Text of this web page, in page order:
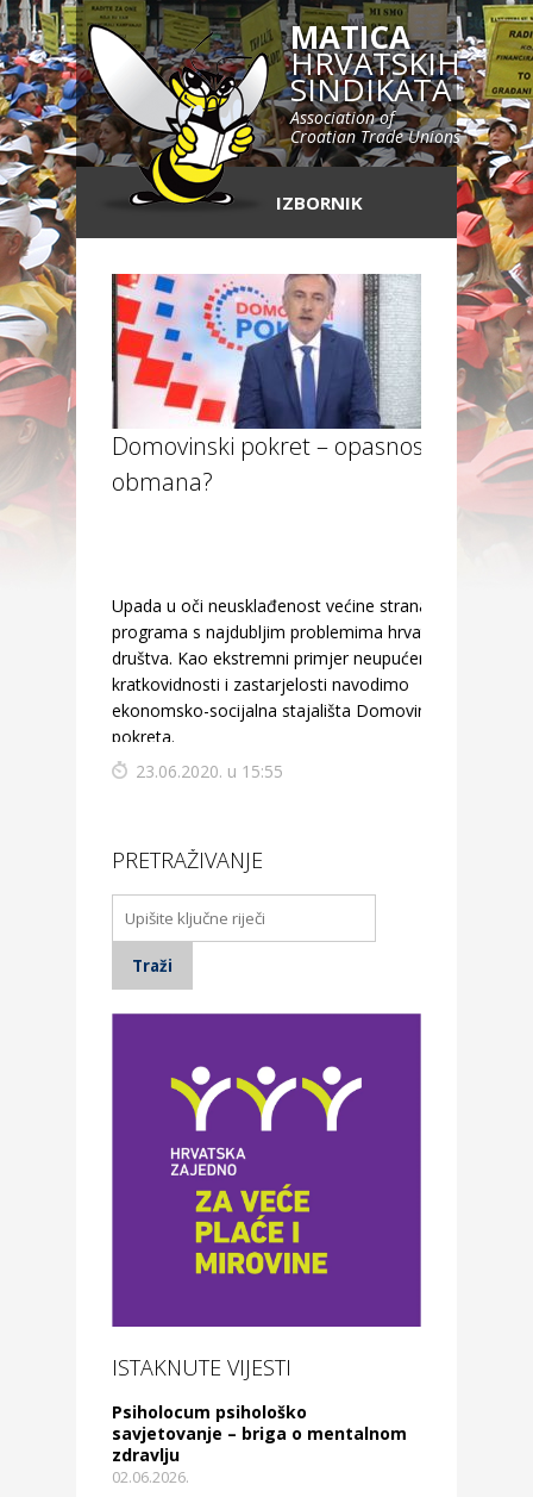
MATICA
HRVATSKIH
SINDIKATA
Association of
Croatian Trade Unions
IZBORNIK
Domovinski pokret – opasnost ili
obmana?
Upada u oči neusklađenost većine stranačkih
programa s najdubljim problemima hrvatskog
društva. Kao ekstremni primjer neupućenosti,
kratkovidnosti i zastarjelosti navodimo
ekonomsko-socijalna stajališta Domovinskog
pokreta.
23.06.2020. u 15:55
PRETRAŽIVANJE
ISTAKNUTE VIJESTI
Psiholocum psihološko
savjetovanje – briga o mentalnom
zdravlju
02.06.2026.